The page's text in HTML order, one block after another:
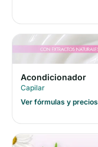
Acondicionador
Capilar
Ver fórmulas y precios